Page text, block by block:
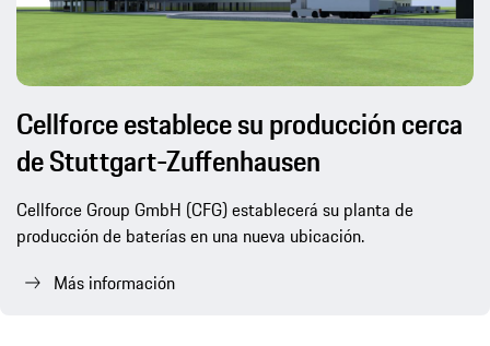
Cellforce establece su producción cerca
de Stuttgart-Zuffenhausen
Cellforce Group GmbH (CFG) establecerá su planta de
producción de baterías en una nueva ubicación.
Más información